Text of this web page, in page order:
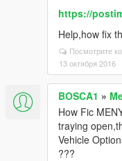
https://
Help,how fix
Посмотрите
13 октября 2016
BOSCA1 »
How Fic
traying
Vehicle
???